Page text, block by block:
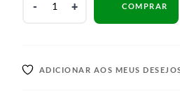
Câmera
Carregador
USB
COMPRAR
ADICIONAR AOS MEUS